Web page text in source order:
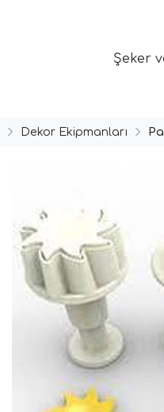
Şeker
Dekor Ekipmanları